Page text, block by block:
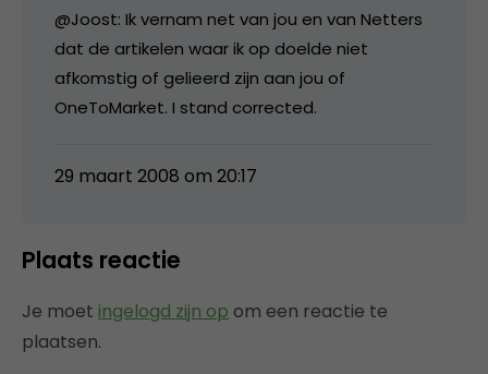
@Joost: Ik vernam net van jou en van Netters
dat de artikelen waar ik op doelde niet
afkomstig of gelieerd zijn aan jou of
OneToMarket. I stand corrected.
29 maart 2008 om 20:17
Plaats reactie
Je moet ingelogd zijn op om een reactie te
plaatsen.